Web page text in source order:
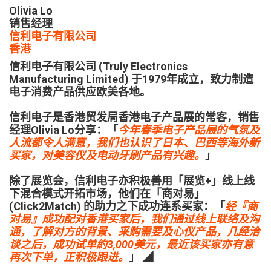
Olivia Lo
销售经理
信利电子有限公司
香港
信利电子有限公司 (Truly Electronics
Manufacturing Limited) 于1979年成立，致力制造
电子消费产品供应欧美各地。
信利电子是香港贸发局香港电子产品展的常客，销售
经理Olivia Lo分享：「 今年春季电子产品展的气氛及
人流都令人满意，我们也认识了日本、巴西等海外新
买家，对美容仪及电动牙刷产品有兴趣。
」
除了展览会，信利电子亦积极善用「展览+」线上线
下混合模式开拓市场，他们在「商对易」
(Click2Match) 的助力之下成功连系买家：「 经『商
对易』成功配对香港买家后，我们通过线上联络及沟
通，了解对方的背景、采购需要及心仪产品，几经洽
谈之后，成功试单約3,000美元，最近该买家亦有意
再次下单，正积极跟进。
」 ◢